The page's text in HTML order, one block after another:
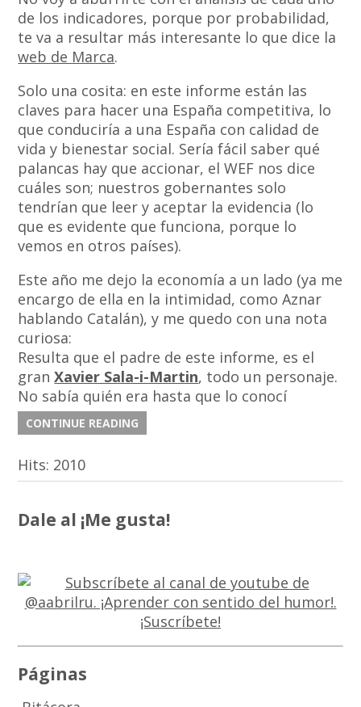
de los indicadores, porque por probabilidad,
te va a resultar más interesante lo que dice la
web de Marca.
Solo una cosita: en este informe están las
claves para hacer una España competitiva, lo
que conduciría a una España con calidad de
vida y bienestar social. Sería fácil saber qué
palancas hay que accionar, el WEF nos dice
cuáles son; nuestros gobernantes solo
tendrían que leer y aceptar la evidencia (lo
que es evidente que funciona, porque lo
vemos en otros países).
Este año me dejo la economía a un lado (ya me
encargo de ella en la intimidad, como Aznar
hablando Catalán), y me quedo con una nota
curiosa:
Resulta que el padre de este informe, es el
granXavier Sala-i-Martin, todo un personaje.
No sabía quién era hasta que lo conocí
CONTINUE READING
Hits: 2010
Dale al ¡Me gusta!
Páginas